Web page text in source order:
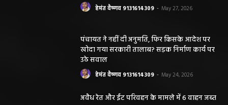
हेमंत वैष्णव 9131614309 - May 27, 2026
पंचायत ने नहीं दी अनुमति, फिर किसके आदेश पर
खोदा गया सरकारी तालाब? सड़क निर्माण कार्य पर
उठे सवाल
हेमंत वैष्णव 9131614309 - May 24, 2026
अवैध रेत और ईंट परिवहन के मामले में 6 वाहन जब्त